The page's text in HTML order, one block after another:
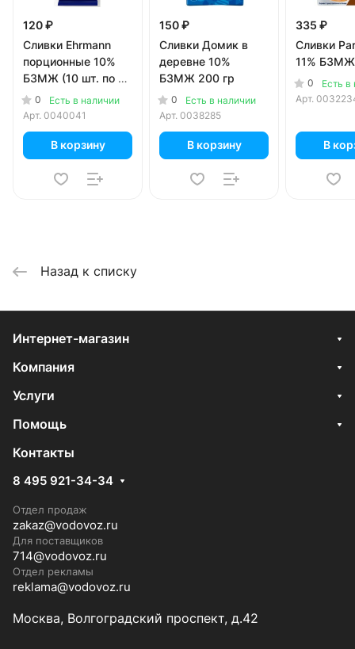
120 ₽
Сливки Ehrmann
порционные 10%
БЗМЖ (10 шт. по 10
гр)0
Есть в наличии
Арт. 0040041
В корзину
150 ₽
Сливки Домик в
деревне 10%
БЗМЖ 200 гр
0
Есть в наличии
Арт. 0038285
В корзину
335 ₽
Сливки
11%
0
Есть в
Арт.
В
Назад к списку
Интернет-магазин
Компания
Услуги
Помощь
Контакты
8 495 921-34-34
Отдел продаж
zakaz@vodovoz.ru
Для поставщиков
714@vodovoz.ru
Отдел рекламы
reklama@vodovoz.ru
Москва, Волгоградский проспект, д.42